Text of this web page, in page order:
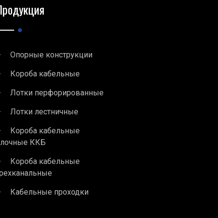
Опорные конструкции
Короба кабельные
Лотки перфорированные
Лотки лестничные
Короба кабельные
ККБ
Короба кабельные
Кабельные проходки